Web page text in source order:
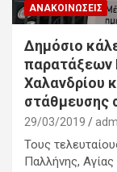
ΑΝΑΚΟΙΝΏΣΕΙΣ
Δημόσιο
παρατάξεων
Χαλανδρίου
στάθμευσης
29/03/2019
Τους
Παλλήνης,